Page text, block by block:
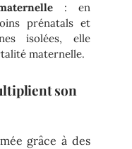
: en
prénatals et
isolées, elle
maternelle.
son
grâce à des